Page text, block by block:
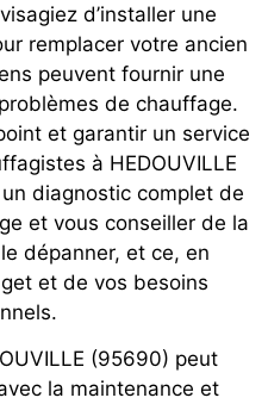
d’installer une
remplacer votre ancien
peuvent fournir une
de chauffage.
et garantir un service
à HEDOUVILLE
diagnostic complet de
et vous conseiller de la
dépanner, et ce, en
et de vos besoins
(95690) peut
la maintenance et